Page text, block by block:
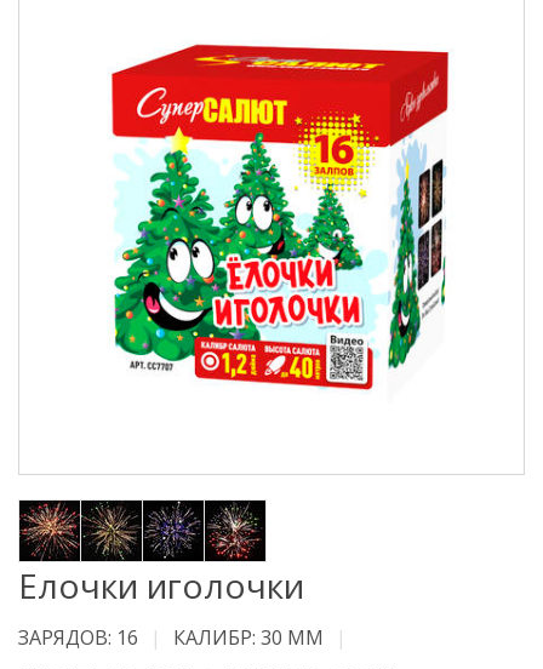
Елочки иголочки
ЗАРЯДОВ: 16
КАЛИБР: 30 ММ